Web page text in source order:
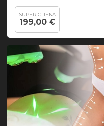
SUPER CIJENA
199,00 €